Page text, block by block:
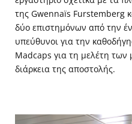
της Gwennaïs Furstemberg
δύο επιστημόνων από την
υπεύθυνοι για την
Madcaps για τη μελέτη των
διάρκεια της αποστολής.